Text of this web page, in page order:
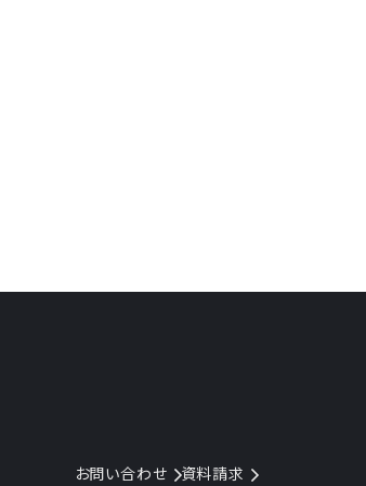
お問い合わせ 資料請求